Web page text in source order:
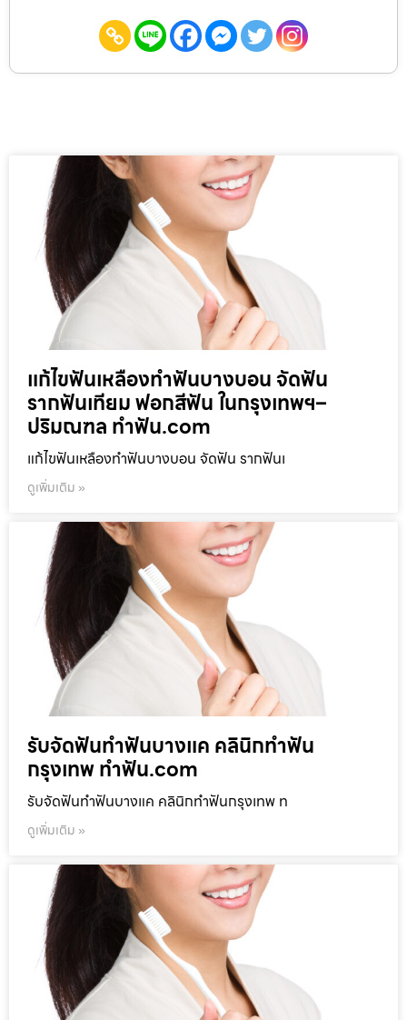
แก้ไขฟันเหลืองทำฟันบางบอน จัดฟัน
รากฟันเทียม ฟอกสีฟัน ในกรุงเทพฯ–
ปริมณฑล ทำฟัน.com
แก้ไขฟันเหลืองทำฟันบางบอน จัดฟัน รากฟันเ
ดูเพิ่มเติม »
รับจัดฟันทำฟันบางแค คลินิกทำฟัน
กรุงเทพ ทำฟัน.com
รับจัดฟันทำฟันบางแค คลินิกทำฟันกรุงเทพ ท
ดูเพิ่มเติม »